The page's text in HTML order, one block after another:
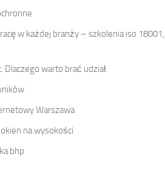
w każdej branży – szkolenia iso 18001,
warto brać udział.
Warszawa
na wysokości
bhp